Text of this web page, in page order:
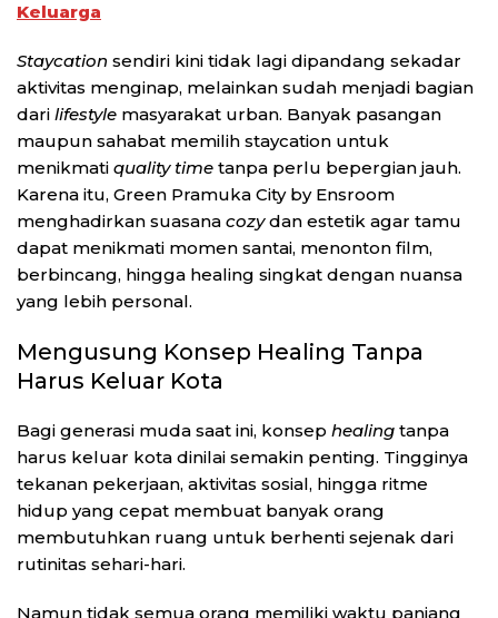
Keluarga
Staycation sendiri kini tidak lagi dipandang sekadar
aktivitas menginap, melainkan sudah menjadi bagian
dari lifestyle masyarakat urban. Banyak pasangan
maupun sahabat memilih staycation untuk
menikmati quality time tanpa perlu bepergian jauh.
Karena itu, Green Pramuka City by Ensroom
menghadirkan suasana cozydan estetik agar tamu
dapat menikmati momen santai, menonton film,
berbincang, hingga healing singkat dengan nuansa
yang lebih personal.
Mengusung Konsep Healing Tanpa
Harus Keluar Kota
Bagi generasi muda saat ini, konsep healing tanpa
harus keluar kota dinilai semakin penting. Tingginya
tekanan pekerjaan, aktivitas sosial, hingga ritme
hidup yang cepat membuat banyak orang
membutuhkan ruang untuk berhenti sejenak dari
rutinitas sehari-hari.
Namun tidak semua orang memiliki waktu panjang